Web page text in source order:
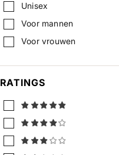
Unisex
Voor mannen
Voor vrouwen
RATINGS